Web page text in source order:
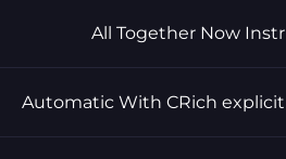
All Together Now Instr
Automatic With CRich explicit